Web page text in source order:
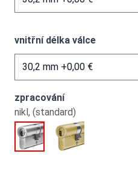
vnitřní délka válce
zpracování
nikl, (standard)